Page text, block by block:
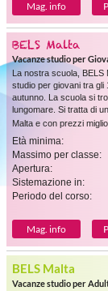
Mag. info
BELS Malta
Vacanze studio per
La nostra scuola, BELS
studio per giovani tra gli
autunno. La scuola si
lungomare. Si tratta di
Malta e con prezzi
Età minima:
Massimo per classe:
Apertura:
Sistemazione in:
Periodo del corso:
Mag. info
BELS Malta
Vacanze studio per